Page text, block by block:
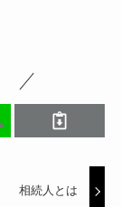
相続人とは